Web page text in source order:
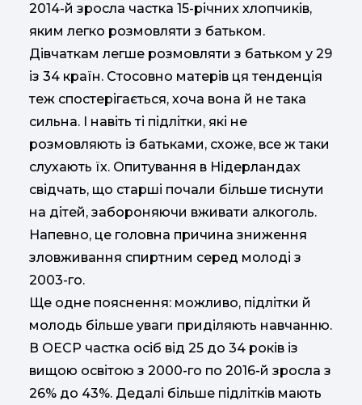
2014-й зросла частка 15-річних хлопчиків,
яким легко розмовляти з батьком.
Дівчаткам легше розмовляти з батьком у 29
із 34 країн. Стосовно матерів ця тенденція
теж спостерігається, хоча вона й не така
сильна. І навіть ті підлітки, які не
розмовляють із батьками, схоже, все ж таки
слухають їх. Опитування в Нідерландах
свідчать, що старші почали більше тиснути
на дітей, забороняючи вживати алкоголь.
Напевно, це головна причина зниження
зловживання спиртним серед молоді з
2003-го.
Ще одне пояснення: можливо, підлітки й
молодь більше уваги приділяють навчанню.
В ОЕСР частка осіб від 25 до 34 років із
вищою освітою з 2000-го по 2016-й зросла з
26% до 43%. Дедалі більше підлітків мають